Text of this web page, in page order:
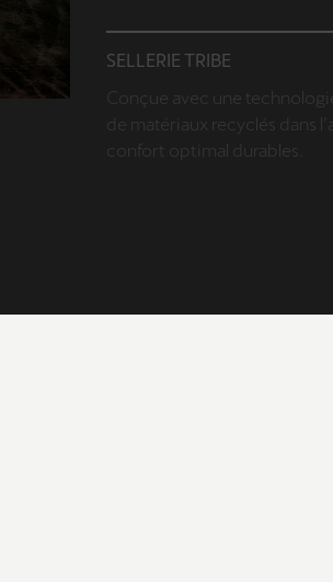
SELLERIE TRIBE
Conçue avec une
de matériaux recyclés dans
confort optimal durables.